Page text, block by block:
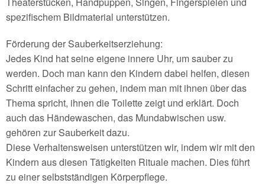
spezifischem Bildmaterial unterstützen.
Förderung der Sauberkeitserziehung:
Jedes Kind hat seine eigene innere Uhr, um sauber zu
werden. Doch man kann den Kindern dabei helfen, diesen
Schritt einfacher zu gehen, indem man mit ihnen über das
Thema spricht, ihnen die Toilette zeigt und erklärt. Doch
auch das Händewaschen, das Mundabwischen usw.
gehören zur Sauberkeit dazu.
Diese Verhaltensweisen unterstützen wir, indem wir mit den
Kindern aus diesen Tätigkeiten Rituale machen. Dies führt
zu einer selbstständigen Körperpflege.